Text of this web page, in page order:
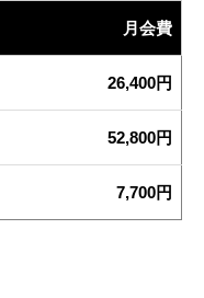
月会費
26,400円
52,800円
7,700円